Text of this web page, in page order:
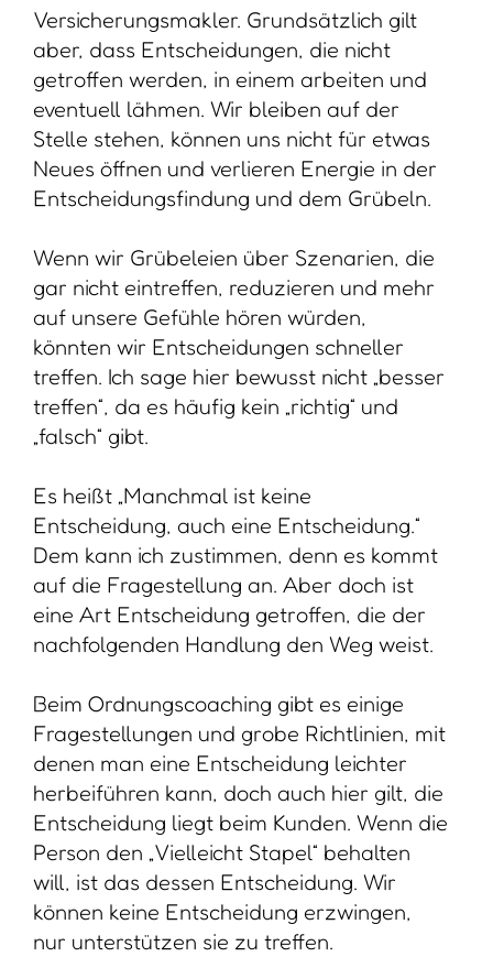
Versicherungsmakler. Grundsätzlich gilt
aber, dass Entscheidungen, die nicht
getroffen werden, in einem arbeiten und
eventuell lähmen. Wir bleiben auf der
Stelle stehen, können uns nicht für etwas
Neues öffnen und verlieren Energie in der
Entscheidungsfindung und dem Grübeln.
Wenn wir Grübeleien über Szenarien, die
gar nicht eintreffen, reduzieren und mehr
auf unsere Gefühle hören würden,
könnten wir Entscheidungen schneller
treffen. Ich sage hier bewusst nicht „besser
treffen“, da es häufig kein „richtig“ und
„falsch“ gibt.
Es heißt „Manchmal ist keine
Entscheidung, auch eine Entscheidung.“
Dem kann ich zustimmen, denn es kommt
auf die Fragestellung an. Aber doch ist
eine Art Entscheidung getroffen, die der
nachfolgenden Handlung den Weg weist.
Beim Ordnungscoaching gibt es einige
Fragestellungen und grobe Richtlinien, mit
denen man eine Entscheidung leichter
herbeiführen kann, doch auch hier gilt, die
Entscheidung liegt beim Kunden. Wenn die
Person den „Vielleicht Stapel“ behalten
will, ist das dessen Entscheidung. Wir
können keine Entscheidung erzwingen,
nur unterstützen sie zu treffen.